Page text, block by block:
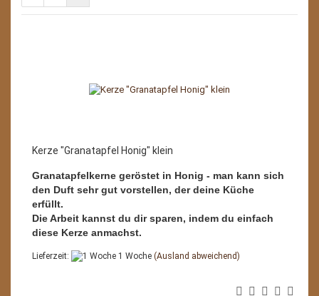
Kerze "Granatapfel Honig" klein
Granatapfelkerne geröstet in Honig - man kann sich
den Duft sehr gut vorstellen, der deine Küche
erfüllt.
Die Arbeit kannst du dir sparen, indem du einfach
diese Kerze anmachst.
Lieferzeit: 1 Woche (Ausland abweichend)